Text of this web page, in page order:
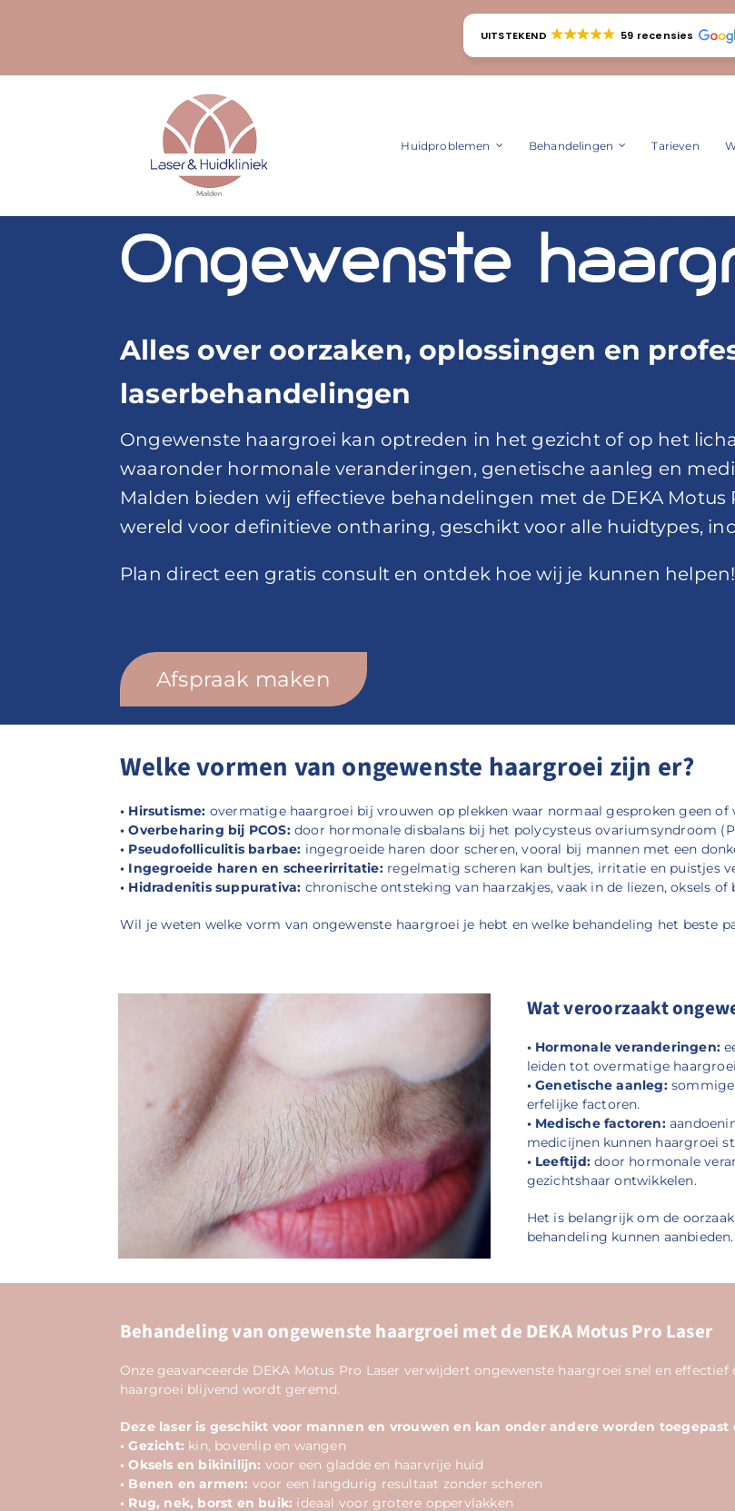
UITSTEKEND 59 recensies
Huidproblemen Behandelingen Tarieven
Ongewenste
Alles over oorzaken, oplossingen en
laserbehandelingen
Ongewenste haargroei kan optreden in het gezicht of op het
waaronder hormonale veranderingen, genetische aanleg en
Malden bieden wij effectieve behandelingen met de DEKA Motus
wereld voor definitieve ontharing, geschikt voor alle huidtypes,
Plan direct een gratis consult en ontdek hoe wij je kunnen helpen!
Afspraak maken
Welke vormen van ongewenste haargroei zijn er?
• Hirsutisme: overmatige haargroei bij vrouwen op plekken waar normaal gesproken geen of
• Overbeharing bij PCOS:door hormonale disbalans bij het polycysteus ovariumsyndroom
• Pseudofolliculitis barbae: ingegroeide haren door scheren, vooral bij mannen met een
• Ingegroeide haren en scheerirritatie:regelmatig scheren kan bultjes, irritatie en puistjes
• Hidradenitis suppurativa: chronische ontsteking van haarzakjes, vaak in de liezen, oksels of
Wil je weten welke vorm van ongewenste haargroei je hebt en welke behandeling het beste
Wat veroorzaakt
• Hormonale veranderingen:
leiden tot overmatige
• Genetische aanleg:sommige
erfelijke factoren.
• Medische factoren:
medicijnen kunnen haargroei
• Leeftijd:door hormonale
gezichtshaar ontwikkelen.
Het is belangrijk om de
behandeling kunnen aanbieden.
Behandeling van ongewenste haargroei met de DEKA Motus Pro Laser
Onze geavanceerde DEKA Motus Pro Laser verwijdert ongewenste haargroei snel en
haargroei blijvend wordt geremd.
Deze laser is geschikt voor mannen en vrouwen en kan onder andere worden toegepast
• Gezicht: kin, bovenlip en wangen
• Oksels en bikinilijn: voor een gladde en haarvrije huid
• Benen en armen: voor een langdurig resultaat zonder scheren
• Rug, nek, borst en buik: ideaal voor grotere oppervlakken